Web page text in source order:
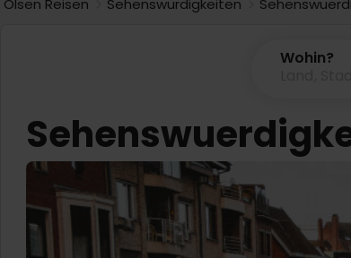
Olsen Reisen Sehenswurdigkeiten
Wohin?